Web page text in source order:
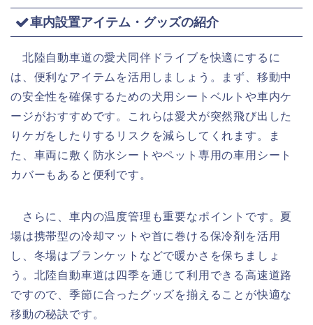
車内設置アイテム・グッズの紹介
北陸自動車道の愛犬同伴ドライブを快適にするに
は、便利なアイテムを活用しましょう。まず、移動中
の安全性を確保するための犬用シートベルトや車内ケ
ージがおすすめです。これらは愛犬が突然飛び出した
りケガをしたりするリスクを減らしてくれます。ま
た、車両に敷く防水シートやペット専用の車用シート
カバーもあると便利です。
さらに、車内の温度管理も重要なポイントです。夏
場は携帯型の冷却マットや首に巻ける保冷剤を活用
し、冬場はブランケットなどで暖かさを保ちましょ
う。北陸自動車道は四季を通じて利用できる高速道路
ですので、季節に合ったグッズを揃えることが快適な
移動の秘訣です。